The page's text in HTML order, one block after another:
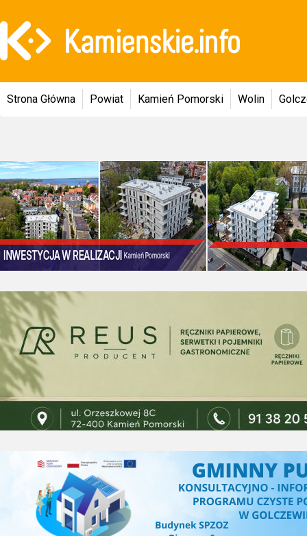
Strona Główna Powiat Kamień Pomorski Wolin